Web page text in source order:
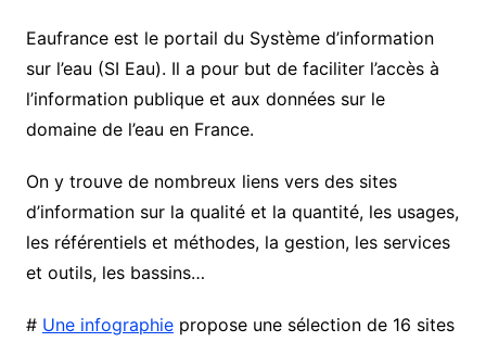
Eaufrance est le portail du Système d’information
sur l’eau (SI Eau). Il a pour but de faciliter l’accès à
l’information publique et aux données sur le
domaine de l’eau en France.
On y trouve de nombreux liens vers des sites
d’information sur la qualité et la quantité, les usages,
les référentiels et méthodes, la gestion, les services
et outils, les bassins…
# Une infographiepropose une sélection de 16 sites